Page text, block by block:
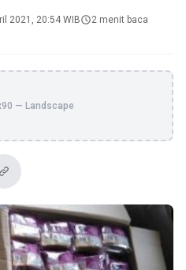
2021, 20:54 WIB
2 menit baca
— Landscape